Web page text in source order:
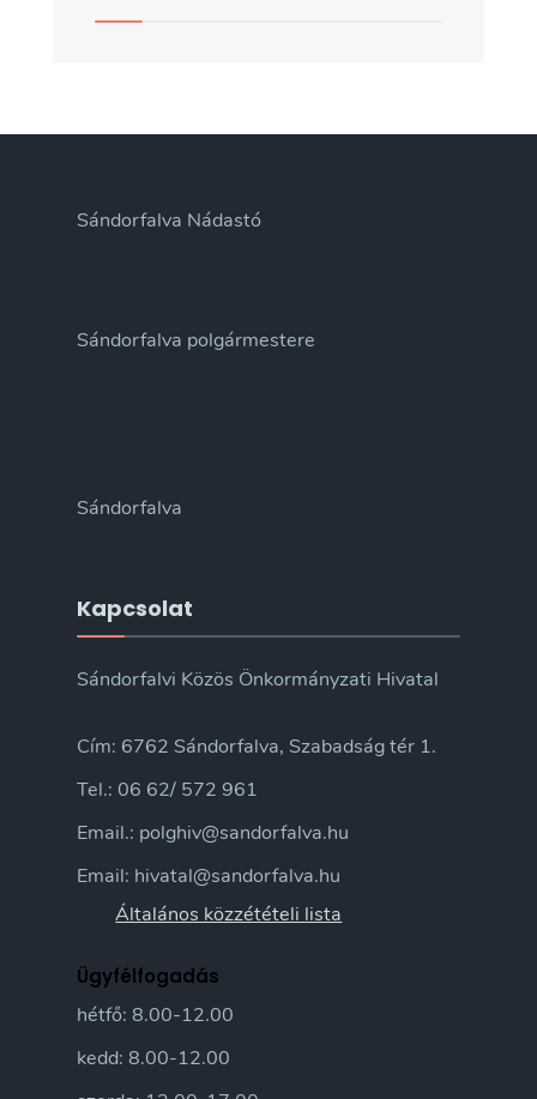
Sándorfalva Nádastó
Sándorfalva polgármestere
Sándorfalva
Kapcsolat
Sándorfalvi Közös Önkormányzati Hivatal
Cím: 6762 Sándorfalva, Szabadság tér 1.
Tel.: 06 62/ 572 961
Email.: polghiv@sandorfalva.hu
Email: hivatal@sandorfalva.hu
Általános közzétételi lista
Ügyfélfogadás
hétfő: 8.00-12.00
kedd: 8.00-12.00